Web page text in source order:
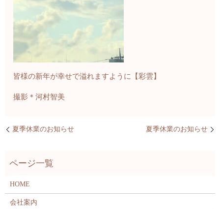
皆様の新年が幸せで溢れますように【彩雲】
撮影＊河村智美
夏季休業のお知らせ 夏季休業のお知らせ
HOME
会社案内